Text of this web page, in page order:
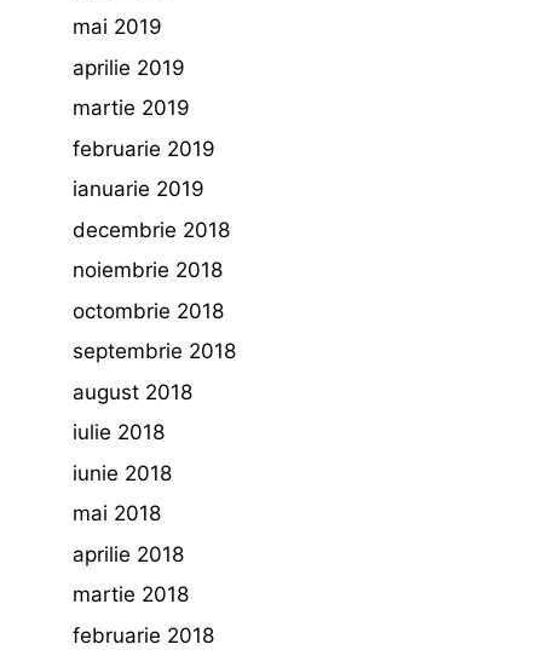
mai 2019
aprilie 2019
martie 2019
februarie 2019
ianuarie 2019
decembrie 2018
noiembrie 2018
octombrie 2018
septembrie 2018
august 2018
iulie 2018
iunie 2018
mai 2018
aprilie 2018
martie 2018
februarie 2018